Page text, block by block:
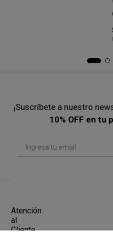
¡Suscríbete a nuestro
10% OFF en tu
Atención
al
Cliente